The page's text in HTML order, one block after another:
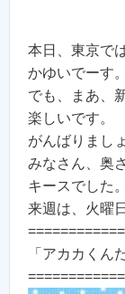
本日、東京で
かゆいでーす
でも、まあ、
楽しいです。
がんばりまし
みなさん、奥
キースでした。
来週は、火曜
「アカカくん